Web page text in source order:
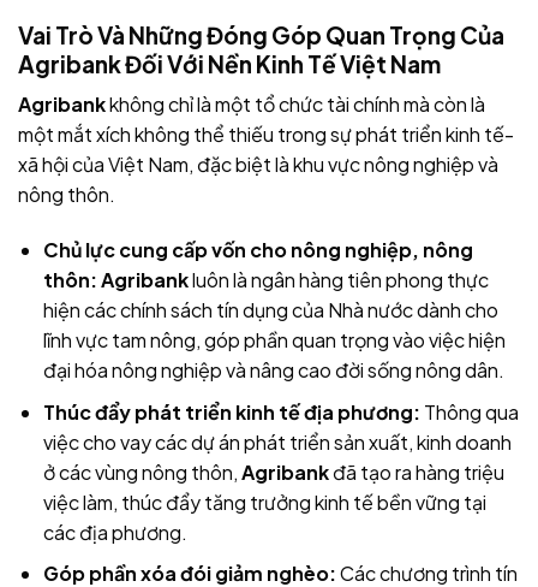
Vai Trò Và Những Đóng Góp Quan Trọng Của
Agribank Đối Với Nền Kinh Tế Việt Nam
Agribankkhông chỉ là một tổ chức tài chính mà còn là
một mắt xích không thể thiếu trong sự phát triển kinh tế-
xã hội của Việt Nam, đặc biệt là khu vực nông nghiệp và
nông thôn.
Chủ lực cung cấp vốn cho nông nghiệp, nông
thôn:Agribankluôn là ngân hàng tiên phong thực
hiện các chính sách tín dụng của Nhà nước dành cho
lĩnh vực tam nông, góp phần quan trọng vào việc hiện
đại hóa nông nghiệp và nâng cao đời sống nông dân.
Thúc đẩy phát triển kinh tế địa phương: Thông qua
việc cho vay các dự án phát triển sản xuất, kinh doanh
ở các vùng nông thôn,Agribankđã tạo ra hàng triệu
việc làm, thúc đẩy tăng trưởng kinh tế bền vững tại
các địa phương.
Góp phần xóa đói giảm nghèo:Các chương trình tín